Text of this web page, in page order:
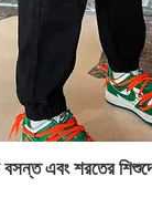
বসন্ত এবং শরতের